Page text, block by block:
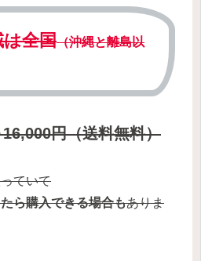
は全国（沖縄と離島以
円（送料無料）
ていて
ら購入できる場合もありま